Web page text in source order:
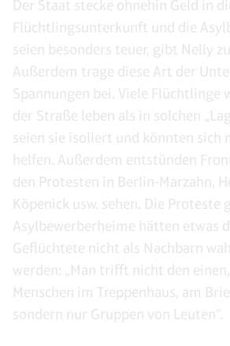
Der Staat stecke ohnehin Geld in
Flüchtlingsunterkunft und die
seien besonders teuer, gibt Nelly
Außerdem trage diese Art der
Spannungen bei. Viele Flüchtlinge
der Straße leben als in solchen
seien sie isoliert und könnten sich
helfen. Außerdem entstünden
den Protesten in Berlin-Marzahn,
Köpenick usw. sehen. Die Proteste
Asylbewerberheime hätten etwas
Geflüchtete nicht als Nachbarn
werden: „Man trifft nicht den
Menschen im Treppenhaus, am
sondern nur Gruppen von Leuten“.